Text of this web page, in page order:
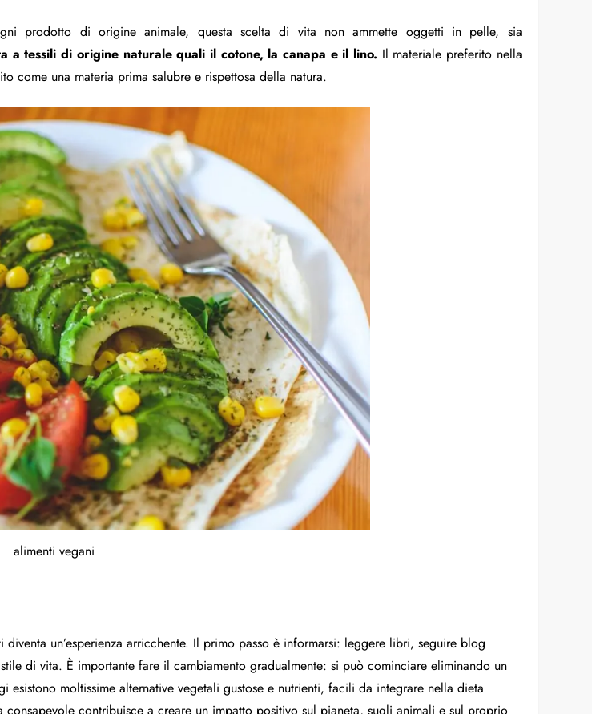
prodotto di origine animale, questa scelta di vita non ammette oggetti in pelle, sia
a tessili di origine naturale quali il cotone, la canapa e il lino. Il materiale preferito nella
come una materia prima salubre e rispettosa della natura.
alimenti vegani
un’esperienza arricchente. Il primo passo è informarsi: leggere libri, seguire blog
di vita. È importante fare il cambiamento gradualmente: si può cominciare eliminando un
moltissime alternative vegetali gustose e nutrienti, facili da integrare nella dieta
contribuisce a creare un impatto positivo sul pianeta, sugli animali e sul proprio